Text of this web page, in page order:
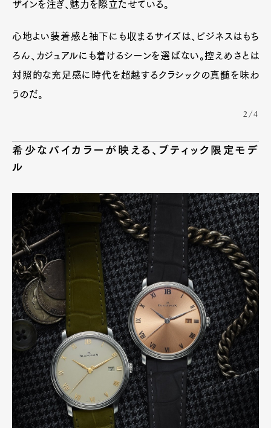
ザインを注ぎ、魅力を際立たせている。
心地よい装着感と袖下にも収まるサイズは、ビジネスはもち
ろん、カジュアルにも着けるシーンを選ばない。控えめさとは
対照的な充足感に時代を超越するクラシックの真髄を味わ
うのだ。
2/4
希少なバイカラーが映える、ブティック限定モデ
ル